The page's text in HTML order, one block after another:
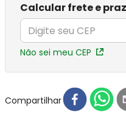
Calcular frete e
Não sei meu CEP
Compartilhar